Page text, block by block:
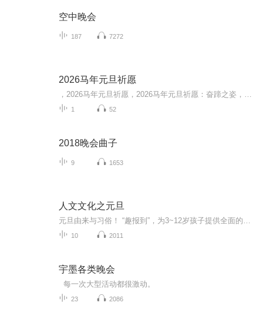
空中晚会
187 7272
2026马年元旦祈愿
1 52
2018晚会曲子
9 1653
人文文化之元旦
10 2011
宇墨各类晚会
每一次大型活动都很激动。
23 2086